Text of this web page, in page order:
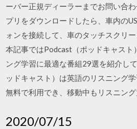
ーバー正規ディーラーまでお問い合
プリをダウンロードしたら、車内の
ォンを接続して、車のタッチスクリ
本記事ではPodcast（ポッドキャスト
ング学習に最適な番組29選を紹介し
ッドキャスト）は英語のリスニング
無料で利用でき、移動中もリスニン
2020/07/15